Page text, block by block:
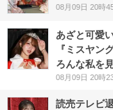
08月09日 20時
あざと可愛
『ミスヤン
ろんな私を
08月09日 20時
読売テレビ